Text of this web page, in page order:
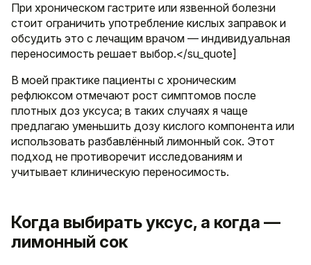
При хроническом гастрите или язвенной болезни
стоит ограничить употребление кислых заправок и
обсудить это с лечащим врачом — индивидуальная
переносимость решает выбор.</su_quote]
В моей практике пациенты с хроническим
рефлюксом отмечают рост симптомов после
плотных доз уксуса; в таких случаях я чаще
предлагаю уменьшить дозу кислого компонента или
использовать разбавлённый лимонный сок. Этот
подход не противоречит исследованиям и
учитывает клиническую переносимость.
Когда выбирать уксус, а когда —
лимонный сок